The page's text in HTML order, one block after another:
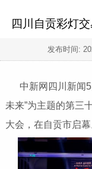
MCIT sign deal to
四川自贡彩灯
发布时间:
中新网四川新闻
未来”为主题的第三
大会，在自贡市启幕